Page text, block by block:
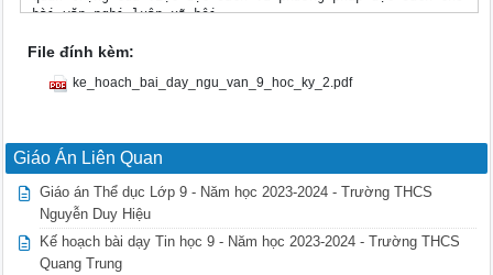
File đính kèm:
ke_hoach_bai_day_ngu_van_9_hoc_ky_2.pdf
Giáo Án Liên Quan
Giáo án Thể dục Lớp 9 - Năm học 2023-2024 - Trường THCS
Nguyễn Duy Hiệu
Kế hoạch bài dạy Tin học 9 - Năm học 2023-2024 - Trường THCS
Quang Trung